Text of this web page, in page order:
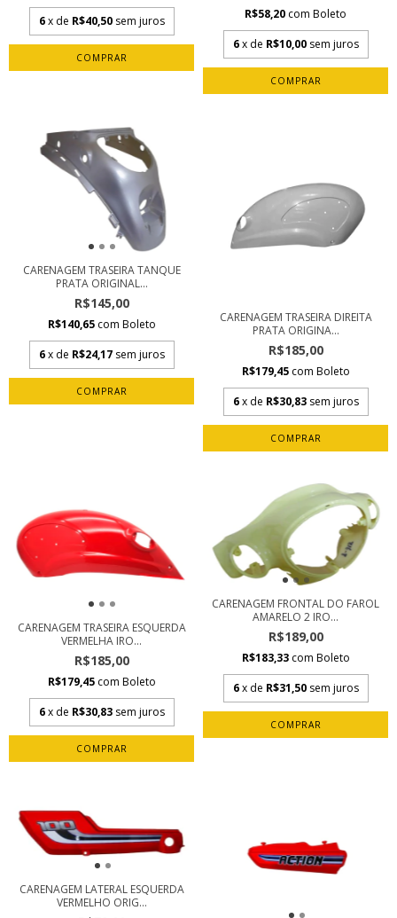
6 x de R$40,50 sem juros R$58,20 com Boleto
6 x de R$10,00 sem juros
CARENAGEM TRASEIRA TANQUE
PRATA ORIGINAL...
R$145,00
R$140,65 com Boleto
6 x de R$24,17 sem juros
CARENAGEM TRASEIRA DIREITA
PRATA ORIGINA...
R$185,00
R$179,45 com Boleto
6 x de R$30,83 sem juros
CARENAGEM TRASEIRA ESQUERDA
VERMELHA IRO...
R$185,00
R$179,45 com Boleto
6 x de R$30,83 sem juros
CARENAGEM FRONTAL DO FAROL
AMARELO 2 IRO...
R$189,00
R$183,33 com Boleto
6 x de R$31,50 sem juros
CARENAGEM LATERAL ESQUERDA
VERMELHO ORIG...